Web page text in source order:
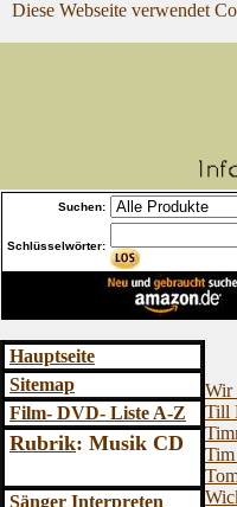
Diese Webseite verwendet
Suchen:
Schlüsselwörter:
Hauptseite
Sitemap
Film- DVD- Liste A-Z
Rubrik: Musik CD
Sänger Interpreten
Wir
Till